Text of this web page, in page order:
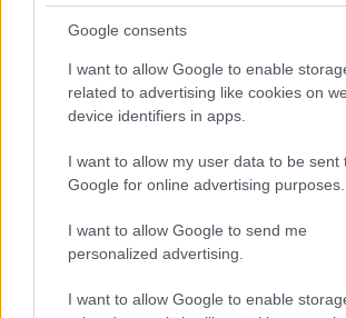
Google consents
I want to allow Google to enable
related to advertising like cookies on
device identifiers in apps.
I want to allow my user data to be sent
Google for online advertising purposes.
I want to allow Google to send me
personalized advertising.
I want to allow Google to enable
Investeren 24
NL Newz